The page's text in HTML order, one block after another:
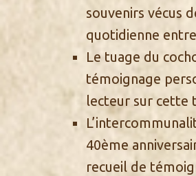
souvenirs vécus
quotidienne
Le tuage du
témoignage
lecteur sur cette
40ème
recueil de